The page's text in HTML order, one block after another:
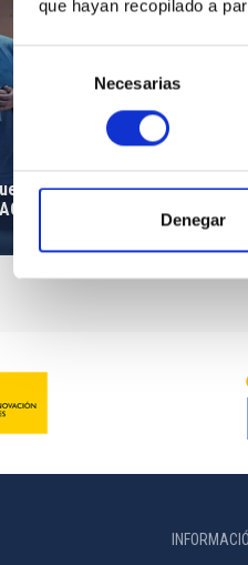
que hayan recopilado a
Selección
de
consentimiento
Necesarias
Denegar
ingeniero del área de